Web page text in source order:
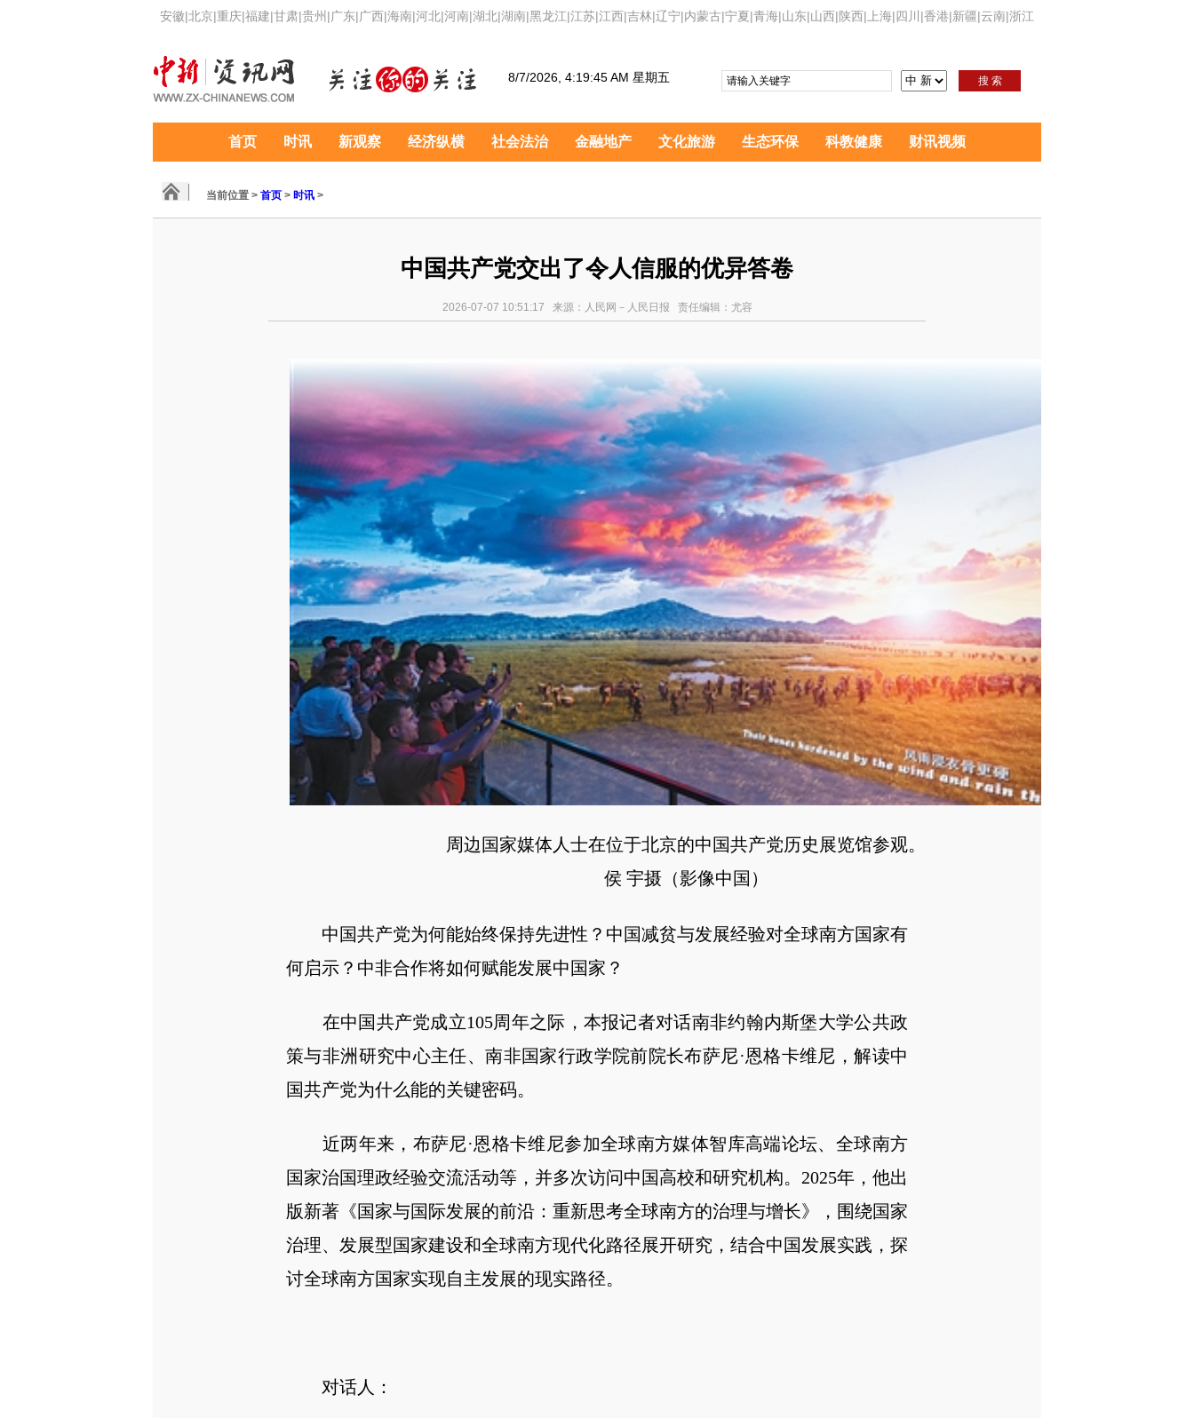
安徽|北京|重庆|福建|甘肃|贵州 |广东|广西|海南|河北|河南|湖北|湖南|黑龙江|江苏|江西|吉林|辽宁|内蒙古|宁夏|青海|山东|山西|陕西| 上海|四川 |香港|新疆|云南|浙江
8/7/2026, 4:19:46 AM 星期五 搜 索
首页 时讯 新观察 经济纵横 社会法治 金融地产 文化旅游 生态环保 科教健康 财讯视频
当前位置 > 首页 > 时讯 >
中国共产党交出了令人信服的优异答卷
2026-07-07 10:51:17 来源：人民网－人民日报 责任编辑：尤容
周边国家媒体人士在位于北京的中国共产党历史展览馆参观。
侯 宇摄（影像中国）
中国共产党为何能始终保持先进性？中国减贫与发展经验对全球南方国家有
何启示？中非合作将如何赋能发展中国家？
在中国共产党成立105周年之际，本报记者对话南非约翰内斯堡大学公共政
策与非洲研究中心主任、南非国家行政学院前院长布萨尼·恩格卡维尼，解读中
国共产党为什么能的关键密码。
近两年来，布萨尼·恩格卡维尼参加全球南方媒体智库高端论坛、全球南方
国家治国理政经验交流活动等，并多次访问中国高校和研究机构。2025年，他出
版新著《国家与国际发展的前沿：重新思考全球南方的治理与增长》，围绕国家
治理、发展型国家建设和全球南方现代化路径展开研究，结合中国发展实践，探
讨全球南方国家实现自主发展的现实路径。
对话人：